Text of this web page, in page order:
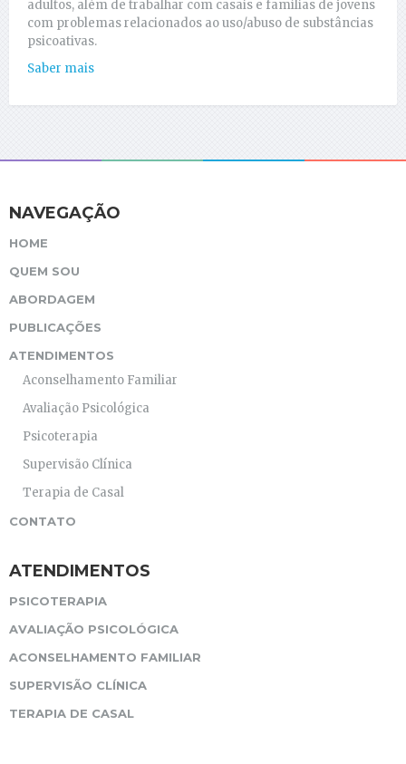
adultos, além de trabalhar com casais e famílias de jovens
com problemas relacionados ao uso/abuso de substâncias
psicoativas.
Saber mais
NAVEGAÇÃO
HOME
QUEM SOU
ABORDAGEM
PUBLICAÇÕES
ATENDIMENTOS
Aconselhamento Familiar
Avaliação Psicológica
Psicoterapia
Supervisão Clínica
Terapia de Casal
CONTATO
ATENDIMENTOS
PSICOTERAPIA
AVALIAÇÃO PSICOLÓGICA
ACONSELHAMENTO FAMILIAR
SUPERVISÃO CLÍNICA
TERAPIA DE CASAL